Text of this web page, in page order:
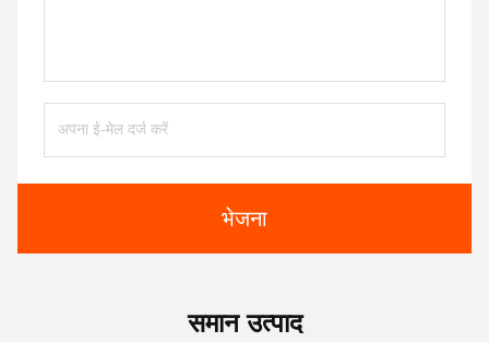
भेजना
समान उत्पाद